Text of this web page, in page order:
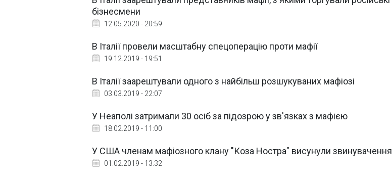
бізнесмени
12.05.2020 - 20:59
В Італії провели масштабну спецоперацію проти мафії
19.12.2019 - 19:51
В Італії заарештували одного з найбільш розшукуваних мафіозі
03.03.2019 - 22:07
У Неаполі затримали 30 осіб за підозрою у зв'язках з мафією
18.02.2019 - 11:00
У США членам мафіозного клану "Коза Ностра" висунули звинувачення
01.02.2019 - 13:32